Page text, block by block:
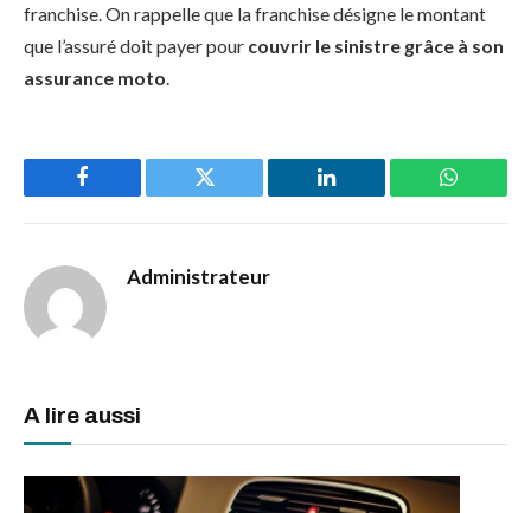
franchise. On rappelle que la franchise désigne le montant
que l’assuré doit payer pour couvrir le sinistre grâce à son
assurance moto
Facebook Twitter LinkedIn
Administrateur
A lire aussi